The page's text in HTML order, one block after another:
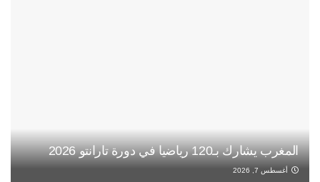
المغرب يشارك بـ120 رياضيا في دورة تارانتو 2026
أغسطس 7, 2026